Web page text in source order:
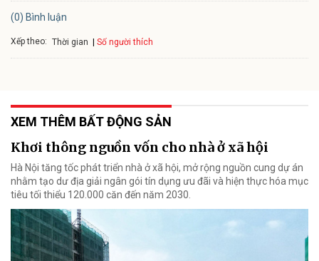
(0) Bình luận
Xếp theo: Thời gian Số người thích
XEM THÊM BẤT ĐỘNG SẢN
Khơi thông nguồn vốn cho nhà ở xã hội
Hà Nội tăng tốc phát triển nhà ở xã hội, mở rộng nguồn cung dự án
nhằm tạo dư địa giải ngân gói tín dụng ưu đãi và hiện thực hóa mục
tiêu tối thiểu 120.000 căn đến năm 2030.